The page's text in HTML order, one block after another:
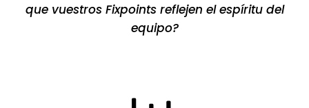
que vuestros Fixpoints reflejen el espíritu del
equipo?